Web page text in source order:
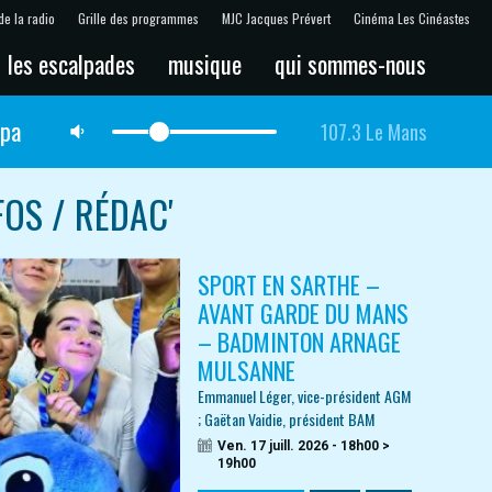
la radio Grille des programmes MJC Jacques Prévert Cinéma Les Cinéastes
les escalpades musique qui sommes-nous
107.3 Le Mans
/ RÉDAC'
SPORT EN SARTHE –
AVANT GARDE DU MANS
– BADMINTON ARNAGE
MULSANNE
Emmanuel Léger, vice-président AGM
; Gaëtan Vaidie, président BAM
Ven. 17 juill. 2026 - 18h00 >
19h00